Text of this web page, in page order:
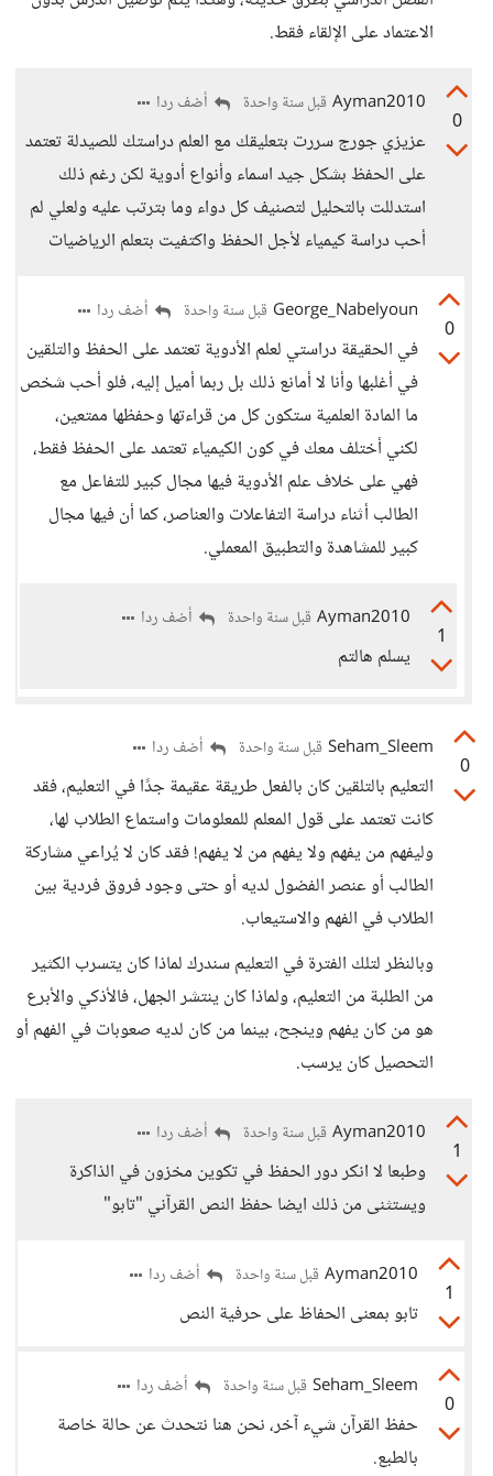
الاعتماد على الإلقاء فقط.
0
Ayman2010 قبل سنة واحدة أضف ردا
عزيزي جورج سررت بتعليقك مع العلم دراستك للصيدلة تعتمد
على الحفظ بشكل جيد اسماء وأنواع أدوية لكن رغم ذلك
استدللت بالتحليل لتصنيف كل دواء وما بترتب عليه ولعلي لم
أحب دراسة كيمياء لأجل الحفظ واكتفيت بتعلم الرياضيات
0
George_Nabelyoun قبل سنة واحدة أضف ردا
في الحقيقة دراستي لعلم الأدوية تعتمد على الحفظ والتلقين
في أغلبها وأنا لا أمانع ذلك بل ربما أميل إليه، فلو أحب شخص
ما المادة العلمية ستكون كل من قراءتها وحفظها ممتعين،
لكني أختلف معك في كون الكيمياء تعتمد على الحفظ فقط،
فهي على خلاف علم الأدوية فيها مجال كبير للتفاعل مع
الطالب أثناء دراسة التفاعلات والعناصر، كما أن فيها مجال
كبير للمشاهدة والتطبيق المعملي.
1
Ayman2010 قبل سنة واحدة أضف ردا
يسلم هالتم
0
Seham_Sleem قبل سنة واحدة أضف ردا
التعليم بالتلقين كان بالفعل طريقة عقيمة جدًا في التعليم، فقد
كانت تعتمد على قول المعلم للمعلومات واستماع الطلاب لها،
وليفهم من يفهم ولا يفهم من لا يفهم! فقد كان لا يُراعي مشاركة
الطالب أو عنصر الفضول لديه أو حتى وجود فروق فردية بين
الطلاب في الفهم والاستيعاب.
وبالنظر لتلك الفترة في التعليم سندرك لماذا كان يتسرب الكثير
من الطلبة من التعليم، ولماذا كان ينتشر الجهل، فالأذكي والأبرع
هو من كان يفهم وينجح، بينما من كان لديه صعوبات في الفهم أو
التحصيل كان يرسب.
1
Ayman2010 قبل سنة واحدة أضف ردا
وطبعا لا انكر دور الحفظ في تكوين مخزون في الذاكرة
ويستثنى من ذلك ايضا حفظ النص القرآني "تابو"
1
Ayman2010 قبل سنة واحدة أضف ردا
تابو بمعنى الحفاظ على حرفية النص
0
Seham_Sleem قبل سنة واحدة أضف ردا
حفظ القرآن شيء آخر، نحن هنا نتحدث عن حالة خاصة
بالطبع.